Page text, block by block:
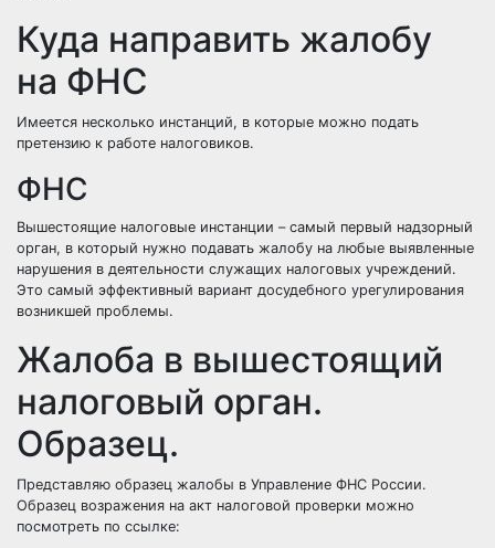
Куда направить жалобу
на ФНС
Имеется несколько инстанций, в которые можно подать
претензию к работе налоговиков.
ФНС
Вышестоящие налоговые инстанции – самый первый надзорный
орган, в который нужно подавать жалобу на любые выявленные
нарушения в деятельности служащих налоговых учреждений.
Это самый эффективный вариант досудебного урегулирования
возникшей проблемы.
Жалоба в вышестоящий
налоговый орган.
Образец.
Представляю образец жалобы в Управление ФНС России.
Образец возражения на акт налоговой проверки можно
посмотреть по ссылке: